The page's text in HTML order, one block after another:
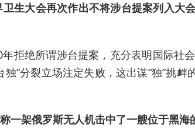
卫生大会再次作出不将涉台提案列入
拒绝所谓涉台提案，充分表明国际社
”分裂立场注定失败，这出谋“独”挑
一架俄罗斯无人机击中了一艘位于黑海